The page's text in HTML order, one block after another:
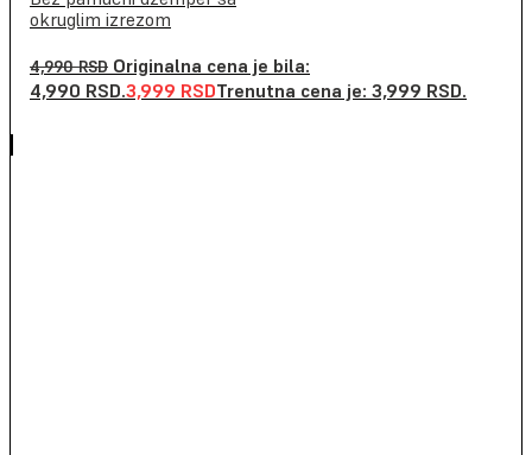
okruglim izrezom
4,990RSD Originalna cena je bila:
4,990 RSD.3,999 RSDTrenutna cena je: 3,999 RSD.